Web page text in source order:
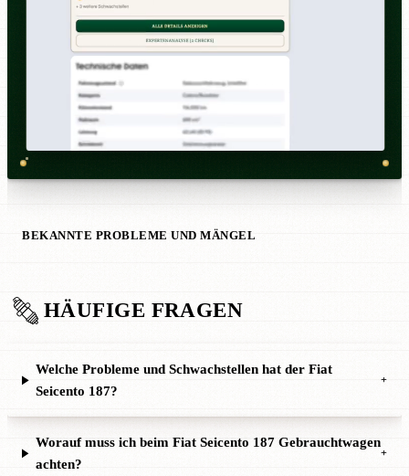
BEKANNTE PROBLEME UND MÄNGEL
HÄUFIGE FRAGEN
Welche Probleme und Schwachstellen hat der Fiat
Seicento 187?
+
Worauf muss ich beim Fiat Seicento 187 Gebrauchtwagen
achten?
+